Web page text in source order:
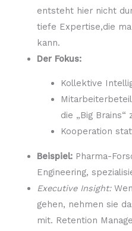
entsteht hier nicht
tiefe Expertise,die
kann.
Der Fokus:
Kollektive
die „Big Brains“
Kooperation
Beispiel:Pharma-
Engineering,
Executive Insight:
gehen, nehmen sie
mit. Retention